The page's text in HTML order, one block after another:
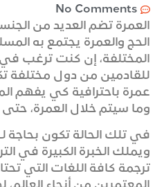
No Comments
العمرة تضم العديد من
الحج والعمرة يجتمع به
المختلفة، إن كنت ترغب في
للقادمين من دول مختلفة
عمرة باحترافية كي يفهم
وما سيتم خلال العمرة،
في تلك الحالة تكون بحاجة
ويملك الخبرة الكبيرة في
ترجمة كافة اللغات التي